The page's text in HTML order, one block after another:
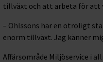
tillväxt och att arbeta för att
– Ohlssons har en otroligt
enorm tillväxt. Jag känner
Affärsområde Miljöservice i